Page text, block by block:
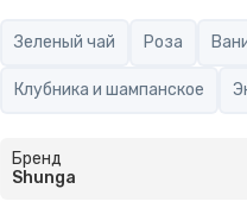
Зеленый чай Роза
Клубника и шампанское
Бренд
Shunga